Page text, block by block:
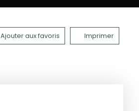
Ajouter aux favoris Imprimer